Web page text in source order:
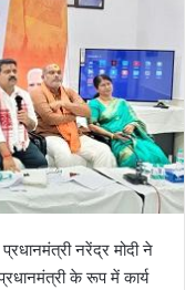
नरेंद्र मोदी ने
के रूप में कार्य